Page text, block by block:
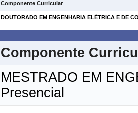
Componente Curricular
DOUTORADO EM ENGENHARIA ELÉTRICA E DE
Componente
MESTRADO EM
Presencial